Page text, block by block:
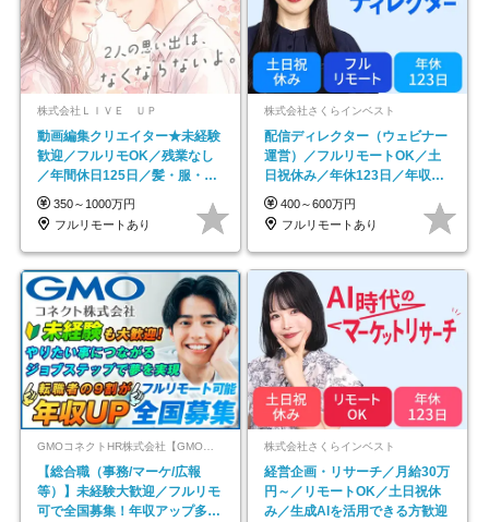
株式会社ＬＩＶＥ ＵＰ
動画編集クリエイター★未経験
歓迎／フルリモOK／残業なし
／年間休日125日／髪・服・ネ
イル自由／研修充実で安心
350～1000万円
フルリモートあり
株式会社さくらインベスト
配信ディレクター（ウェビナー
運営）／フルリモートOK／土
日祝休み／年休123日／年収
600万円可
400～600万円
フルリモートあり
GMOコネクトHR株式会社【GMOインターネットグループ】
【総合職（事務/マーケ/広報
等）】未経験大歓迎／フルリモ
可で全国募集！年収アップ多数
株式会社さくらインベスト
経営企画・リサーチ／月給30万
円～／リモートOK／土日祝休
み／生成AIを活用できる方歓迎